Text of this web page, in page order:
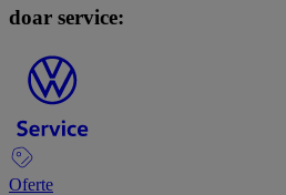
doar service:
Oferte